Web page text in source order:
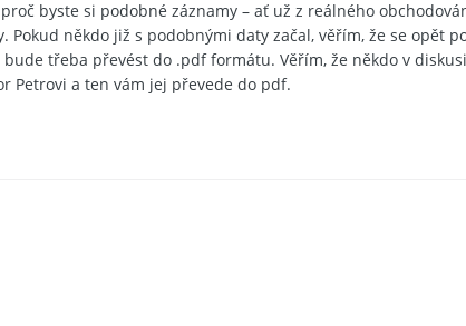
byste si podobné záznamy – ať už z reálného
někdo již s podobnými daty začal, věřím, že se opět
bude třeba převést do .pdf formátu. Věřím, že někdo v
Petrovi a ten vám jej převede do pdf.